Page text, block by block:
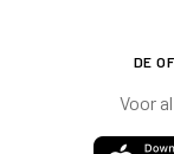
DE
Voor